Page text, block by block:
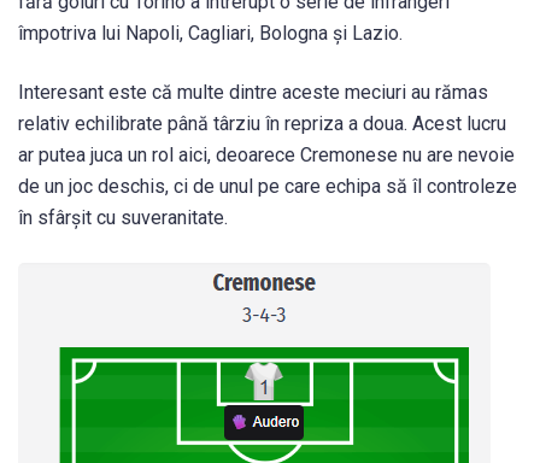
împotriva lui Napoli, Cagliari, Bologna și Lazio.
Interesant este că multe dintre aceste meciuri au rămas
relativ echilibrate până târziu în repriza a doua. Acest lucru
ar putea juca un rol aici, deoarece Cremonese nu are nevoie
de un joc deschis, ci de unul pe care echipa să îl controleze
în sfârșit cu suveranitate.